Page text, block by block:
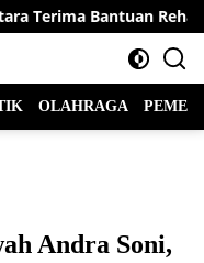
Bantuan
OLAHRAGA
Andra Soni,